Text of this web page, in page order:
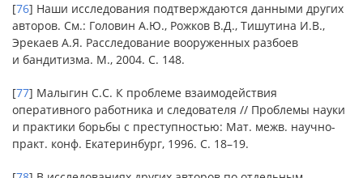
[76] Наши исследования подтверждаются данными других
авторов. См.: Головин А.Ю., Рожков В.Д., Тишутина И.В.,
Эрекаев А.Я. Расследование вооруженных разбоев
и бандитизма. М., 2004. С. 148.
[77] Малыгин С.С. К проблеме взаимодействия
оперативного работника и следователя // Проблемы науки
и практики борьбы с преступностью: Мат. межв. научно-
практ. конф. Екатеринбург, 1996. С. 18–19.